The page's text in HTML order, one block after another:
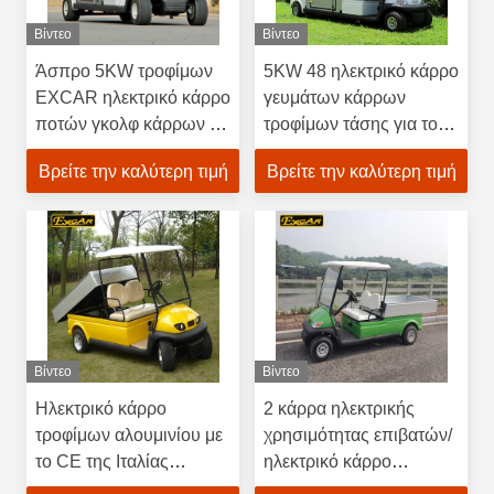
Βίντεο
Άσπρο 5KW τροφίμων
EXCAR ηλεκτρικό κάρρο
ποτών γκολφ κάρρων με
τα πλαίσια χάλυβα
Βρείτε την καλύτερη τιμή
Βίντεο
5KW 48 ηλεκτρικό κάρρο
γευμάτων κάρρων
τροφίμων τάσης για το
δικαστήριο 23 χλμ/Χ
γκολφ
Βρείτε την καλύτερη τιμή
Βίντεο
Ηλεκτρικό κάρρο
τροφίμων αλουμινίου με
το CE της Ιταλίας
Graziano Axle 3.7KW
Βίντεο
2 κάρρα ηλεκτρικής
χρησιμότητας επιβατών/
ηλεκτρικό κάρρο
τροφίμων με τις τρωικές